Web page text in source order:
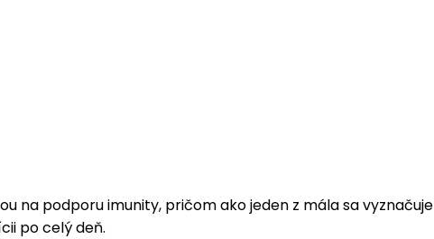
na podporu imunity, pričom ako jeden z mála sa vyznačuje
po celý deň.